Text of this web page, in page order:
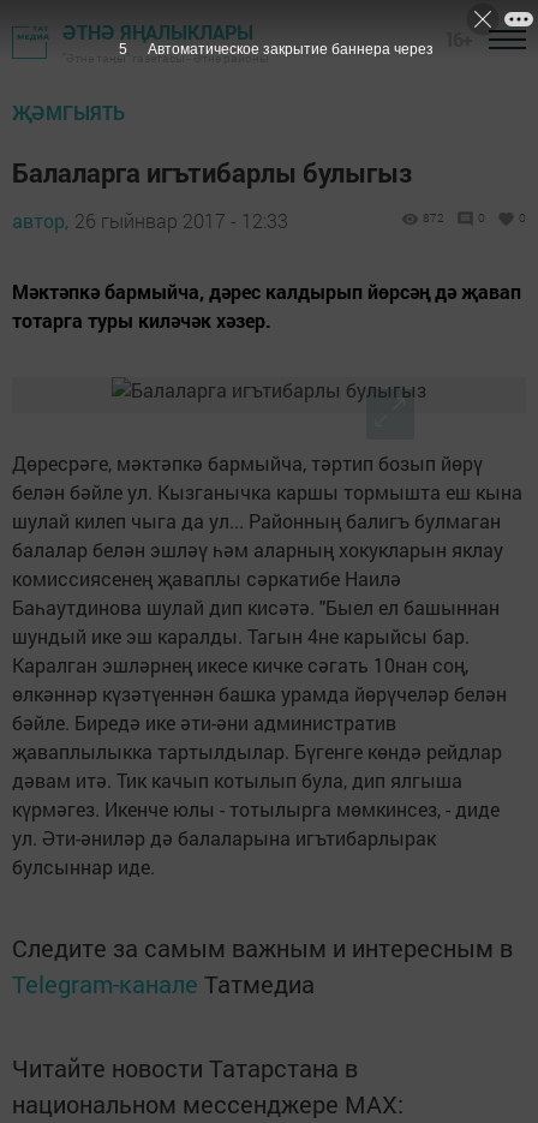
ӘТНӘ ЯҢАЛЫКЛАРЫ
"Әтнә таңы" газетасы - Әтнә районы
ҖӘМГЫЯТЬ
Балаларга игътибарлы булыгыз
автор, 26 гыйнвар 2017 - 12:33 872 0 0
Мәктәпкә бармыйча, дәрес калдырып йөрсәң дә җавап
тотарга туры киләчәк хәзер.
Дөресрәге, мәктәпкә бармыйча, тәртип бозып йөрү
белән бәйле ул. Кызганычка каршы тормышта еш кына
шулай килеп чыга да ул... Районның балигъ булмаган
балалар белән эшләү һәм аларның хокукларын яклау
комиссиясенең җаваплы сәркатибе Наилә
Баһаутдинова шулай дип кисәтә. "Быел ел башыннан
шундый ике эш каралды. Тагын 4не карыйсы бар.
Каралган эшләрнең икесе кичке сәгать 10нан соң,
өлкәннәр күзәтүеннән башка урамда йөрүчеләр белән
бәйле. Биредә ике әти-әни административ
җаваплылыкка тартылдылар. Бүгенге көндә рейдлар
дәвам итә. Тик качып котылып була, дип ялгыша
күрмәгез. Икенче юлы - тотылырга мөмкинсез, - диде
ул. Әти-әниләр дә балаларына игътибарлырак
булсыннар иде.
Следите за самым важным и интересным в
Telegram-канале Татмедиа
Читайте новости Татарстана в
национальном мессенджере MАХ:
5 Автоматическое закрытие баннера через